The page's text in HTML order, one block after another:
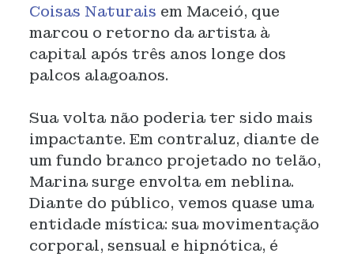
Coisas Naturais em Maceió, que
marcou o retorno da artista à
capital após três anos longe dos
palcos alagoanos.
Sua volta não poderia ter sido mais
impactante. Em contraluz, diante de
um fundo branco projetado no telão,
Marina surge envolta em neblina.
Diante do público, vemos quase uma
entidade mística: sua movimentação
corporal, sensual e hipnótica, é